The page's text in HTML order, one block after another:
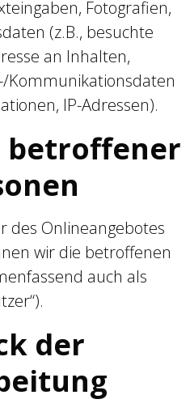
Fotografien,
(z.B., besuchte
an Inhalten,
Kommunikationsdaten
IP-Adressen).
betroffener
des Onlineangebotes
wir die betroffenen
auch als
der